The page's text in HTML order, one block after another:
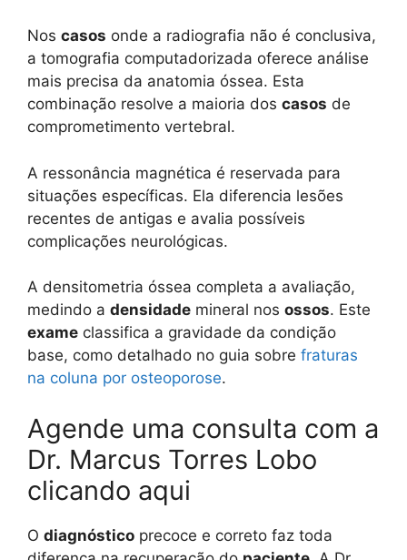
Nos casos onde a radiografia não é conclusiva,
a tomografia computadorizada oferece análise
mais precisa da anatomia óssea. Esta
combinação resolve a maioria dos casos de
comprometimento vertebral.
A ressonância magnética é reservada para
situações específicas. Ela diferencia lesões
recentes de antigas e avalia possíveis
complicações neurológicas.
A densitometria óssea completa a avaliação,
medindo a densidade mineral nos ossos. Este
exame classifica a gravidade da condição
base, como detalhado no guia sobre fraturas
na coluna por osteoporose.
Agende uma consulta com a
Dr. Marcus Torres Lobo
clicando aqui
O diagnóstico precoce e correto faz toda